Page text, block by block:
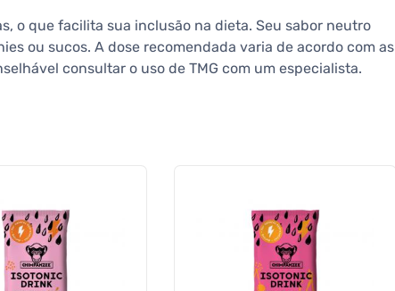
o que facilita sua inclusão na dieta. Seu sabor neutro
ou sucos. A dose recomendada varia de acordo com as
consultar o uso de TMG com um especialista.